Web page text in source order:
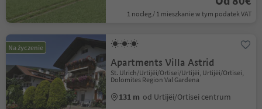
1 nocleg / 1 mieszkanie w tym podatek VAT
Na życzenie
Apartments Villa Astrid
St. Ulrich/Urtijëi/Ortisei/Urtijëi, Urtijëi/Ortisei,
Dolomites Region Val Gardena
131 m od Urtijëi/Ortisei centrum